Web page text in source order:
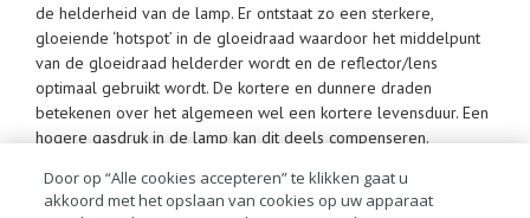
de helderheid van de lamp. Er ontstaat zo een sterkere,
gloeiende ‘hotspot’ in de gloeidraad waardoor het middelpunt
van de gloeidraad helderder wordt en de reflector/lens
optimaal gebruikt wordt. De kortere en dunnere draden
betekenen over het algemeen wel een kortere levensduur. Een
hogere gasdruk in de lamp kan dit deels compenseren.
Een goede lamp heeft dus altijd een juiste balans tussen
lichtopbrengst en levensduur: 150% meer helderheid, betekent
Door op “Alle cookies accepteren” te klikken gaat u
akkoord met het opslaan van cookies op uw apparaat